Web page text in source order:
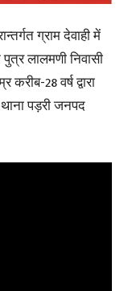
ग्राम देवाही में
लालमणी निवासी
28 वर्ष द्वारा
थाना पड़री जनपद